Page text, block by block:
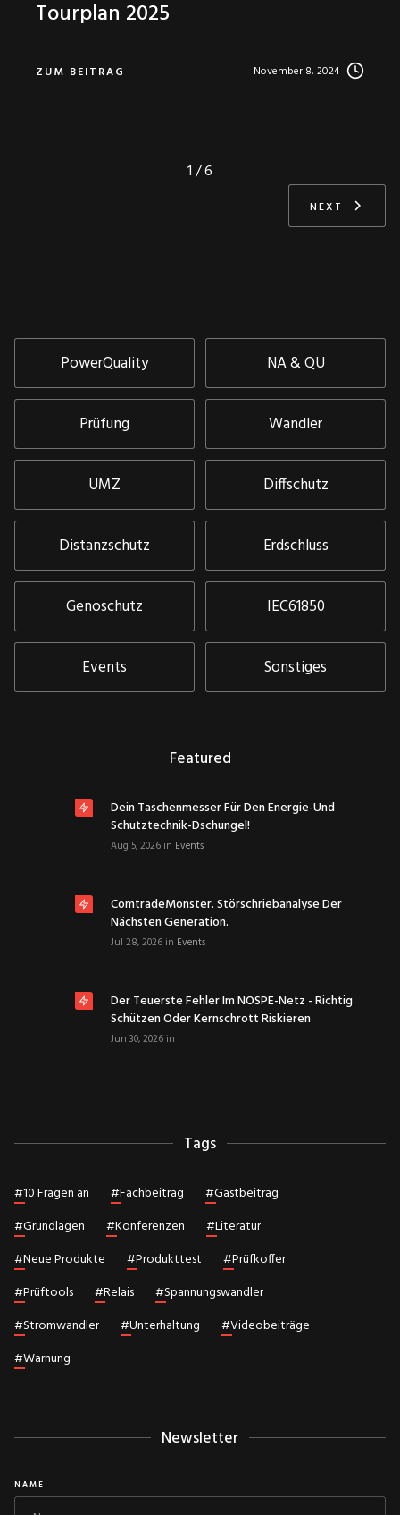
Tourplan 2025
ZUM BEITRAG November 8, 2024
1 / 6
NEXT
PowerQuality NA & QU
Prüfung Wandler
UMZ Diffschutz
Distanzschutz Erdschluss
Genoschutz IEC61850
Events Sonstiges
Featured
Dein Taschenmesser Für Den Energie-Und
Schutztechnik-Dschungel!
Aug 5, 2026 in Events
ComtradeMonster. Störschriebanalyse Der
Nächsten Generation.
Jul 28, 2026 in Events
Der Teuerste Fehler Im NOSPE-Netz - Richtig
Schützen Oder Kernschrott Riskieren
Jun 30, 2026 in
Tags
#10 Fragen an #Fachbeitrag #Gastbeitrag
#Grundlagen #Konferenzen #Literatur
#Neue Produkte #Produkttest #Prüfkoffer
#Prüftools #Relais #Spannungswandler
#Stromwandler #Unterhaltung #Videobeiträge
#Warnung
Newsletter
NAME